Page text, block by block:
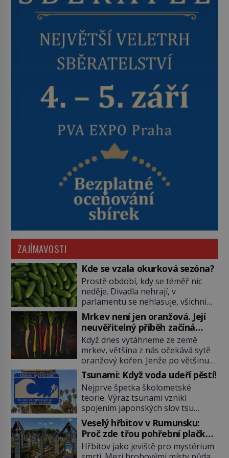
ZAJÍMAVOSTI
Kde se vzala okurková sezóna?
Prostě období, kdy se téměř nic
neděje. Divadla nehrají, v
parlamentu se nehlasuje, všichni
jsou na dovolené a média tak
nemají o čem mluvit a psát. A
vymýšlejí si proto témata, které
nikoho nezajímají. Proč je však ona
letní doba spojovaná zrovna s
okurkami? Okurkovou sezónu
známe už od poloviny 19. století,
ovšem jako Češi […]
Mrkev není jen oranžová. Její
neuvěřitelný příběh začíná
fialovou barvou
Když dnes vytáhneme ze země
mrkev, většina z nás očekává sytě
oranžový kořen. Jenže po většinu
své historie je mrkev všechno
možné, jen ne oranžová. Je fialová,
žlutá, bílá, někdy dokonce téměř
černá. Až díky stovkám let
pečlivého šlechtění se z ní stává
zelenina, bez které si českou
zahradu ani nedokážeme
představit. Její příběh je […]
Tsunami: Když voda udeří pěstí!
Nejprve špetka školometské
teorie. Výraz tsunami vznikl
spojením japonských slov tsu
(přístav) a nami (vlna). Jedná se o
dlouhou vlnu, která je na volném
moři takřka nepostřehnutelná.
Ačkoli je vlnová délka tsunami i 300
Veselý hřbitov v Rumunsku:
Proč zde třou pohřební plačky
bídu s nouzí?
Hřbitov jako jeviště pro mystérium